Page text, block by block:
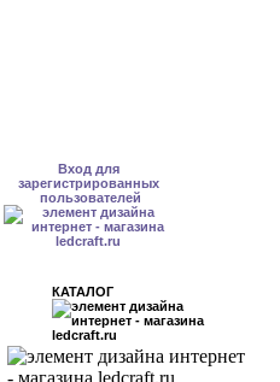
Вход для
зарегистрированных
пользователей
КАТАЛОГ